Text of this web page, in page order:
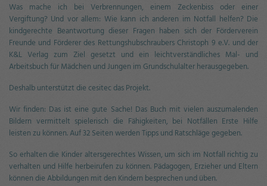
Was mache ich bei Verbrennungen, einem Zeckenbiss oder einer
Vergiftung? Und vor allem: Wie kann ich anderen im Notfall helfen? Die
kindgerechte Beantwortung dieser Fragen haben sich der Förderverein
Freunde und Förderer des Rettungshubschraubers Christoph 9 e.V. und der
K&L Verlag zum Ziel gesetzt und ein leichtverständliches Mal- und
Arbeitsbuch für Mädchen und Jungen im Grundschulalter herausgegeben.
Deshalb unterstützt die cesitec das Projekt.
Wir finden: Das ist eine gute Sache! Das Buch mit vielen auszumalenden
Bildern vermittelt spielerisch die Fähigkeiten, bei Notfällen Erste Hilfe
leisten zu können. Auf 32 Seiten werden Tipps und Ratschläge gegeben.
So erhalten die Kinder altersgerechtes Wissen, um sich im Notfall richtig zu
verhalten und Hilfe herbeirufen zu können. Pädagogen, Erzieher und Eltern
können die Abbildungen mit den Kindern besprechen und üben.